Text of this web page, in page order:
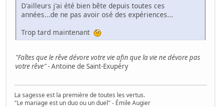
D'ailleurs j'ai été bien bête depuis toutes ces
années...de ne pas avoir osé des expériences...
Trop tard maintenant
"Faîtes que le rêve dévore votre vie afin que la vie ne dévore pas
votre rêve"- Antoine de Saint-Exupéry
La sagesse est la première de toutes les vertus.
"Le mariage est un duo ou un duel" - Émile Augier